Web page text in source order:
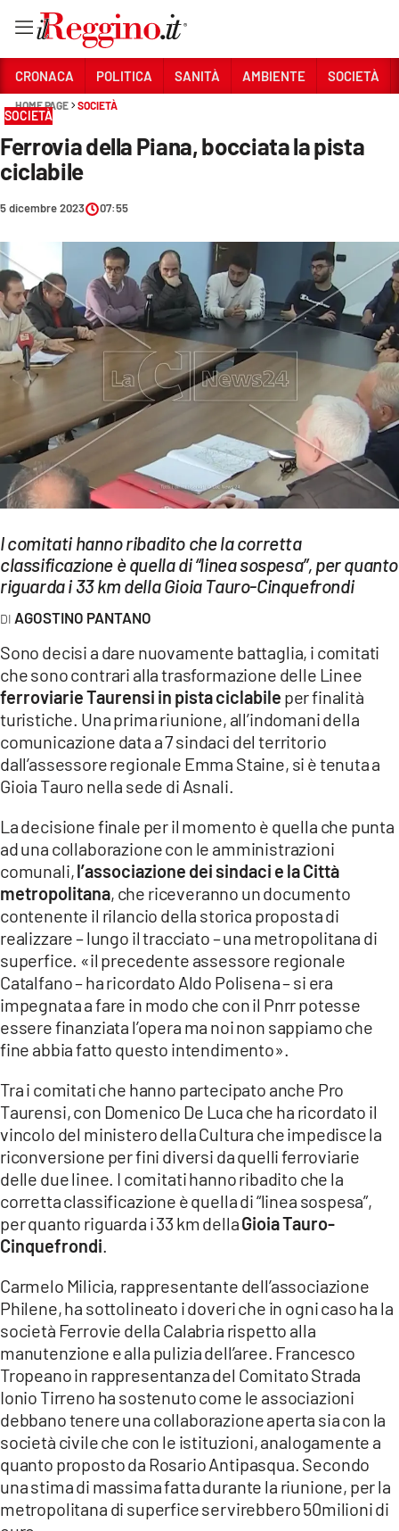
Sezioni
CRONACA
AMBIENTE
SOCIETÀ
CULTURA
ECONOMIA E LAVORO
SPORT
Streaming
LAC TV
LAC NETWORK
LAC ONAIR
Network
LACPLAY.IT
LACTV.IT
LACONAIR.IT
LACITYMAG.IT
ILREGGINO.IT
COSENZACHANNEL.IT
ILVIBONESE.IT
CATANZAROCHANNEL.IT
LACAPITALENEWS.IT
ANDROID
APPLE
CRONACA POLITICA SANITÀ AMBIENTE SOCIETÀ
HOME PAGE SOCIETÀ
SOCIETÀ
Ferrovia della Piana, bocciata la pista
ciclabile
5 dicembre 2023 07:55
I comitati hanno ribadito che la corretta
classificazione è quella di “linea sospesa”, per quanto
riguarda i 33 km della Gioia Tauro-Cinquefrondi
AGOSTINO PANTANO
Sono decisi a dare nuovamente battaglia, i comitati
che sono contrari alla trasformazione delle Linee
ferroviarie Taurensi in pista ciclabile per finalità
turistiche. Una prima riunione, all’indomani della
comunicazione data a 7 sindaci del territorio
dall’assessore regionale Emma Staine, si è tenuta a
Gioia Tauro nella sede di Asnali.
La decisione finale per il momento è quella che punta
ad una collaborazione con le amministrazioni
comunali,l’associazione dei sindaci e la Città
metropolitana, che riceveranno un documento
contenente il rilancio della storica proposta di
realizzare – lungo il tracciato – una metropolitana di
superfice. «il precedente assessore regionale
Catalfano – ha ricordato Aldo Polisena – si era
impegnata a fare in modo che con il Pnrr potesse
essere finanziata l’opera ma noi non sappiamo che
fine abbia fatto questo intendimento».
Tra i comitati che hanno partecipato anche Pro
Taurensi, con Domenico De Luca che ha ricordato il
vincolo del ministero della Cultura che impedisce la
riconversione per fini diversi da quelli ferroviarie
delle due linee. I comitati hanno ribadito che la
corretta classificazione è quella di “linea sospesa”,
per quanto riguarda i 33 km dellaGioia Tauro-
Cinquefrondi
Carmelo Milicia, rappresentante dell’associazione
Philene, ha sottolineato i doveri che in ogni caso ha la
società Ferrovie della Calabria rispetto alla
manutenzione e alla pulizia dell’aree. Francesco
Tropeano in rappresentanza del Comitato Strada
Ionio Tirreno ha sostenuto come le associazioni
debbano tenere una collaborazione aperta sia con la
società civile che con le istituzioni, analogamente a
quanto proposto da Rosario Antipasqua. Secondo
una stima di massima fatta durante la riunione, per la
metropolitana di superfice servirebbero 50milioni di